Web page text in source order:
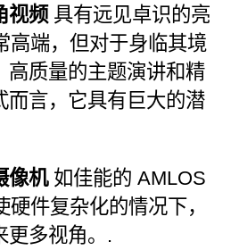
视频 具有远见卓识的亮
高端，但对于身临其境
高质量的主题演讲和精
而言，它具有巨大的潜
像机如佳能的 AMLOS
硬件复杂化的情况下，
更多视角。.